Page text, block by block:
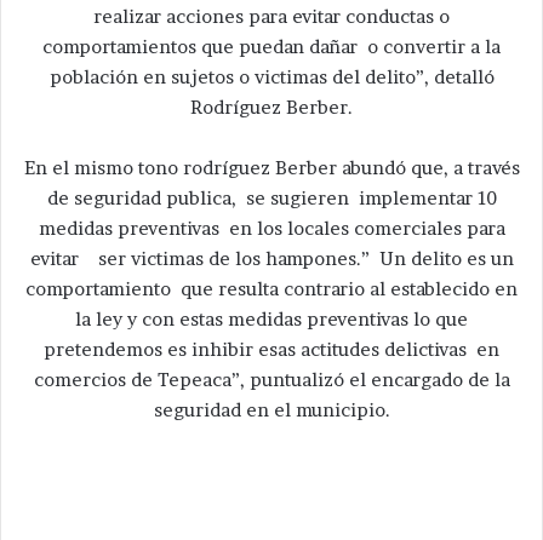
realizar acciones para evitar conductas o
comportamientos que puedan dañar o convertir a la
población en sujetos o victimas del delito”, detalló
Rodríguez Berber.
En el mismo tono rodríguez Berber abundó que, a través
de seguridad publica, se sugieren implementar 10
medidas preventivas en los locales comerciales para
evitar ser victimas de los hampones.” Un delito es un
comportamiento que resulta contrario al establecido en
la ley y con estas medidas preventivas lo que
pretendemos es inhibir esas actitudes delictivas en
comercios de Tepeaca”, puntualizó el encargado de la
seguridad en el municipio.